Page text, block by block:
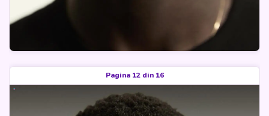
Pagina 12 din 16